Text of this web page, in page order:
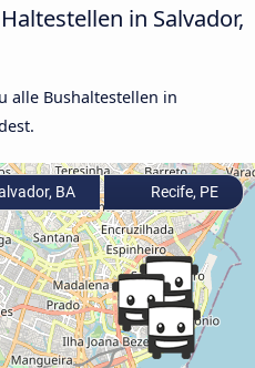
in Salvador,
alle Bushaltestellen in
BA Recife, PE